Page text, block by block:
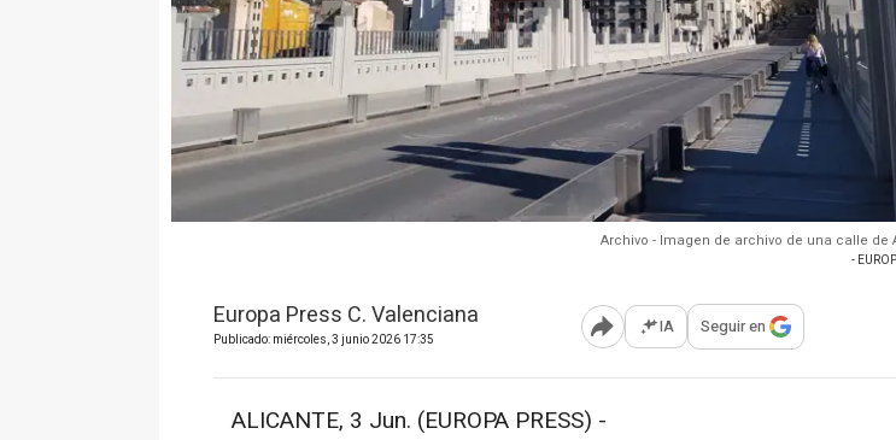
Archivo - Imagen de archivo de una calle de
-
Europa Press C. Valenciana
Publicado: miércoles, 3 junio 2026 17:35 Abrir opciones para compartir
IA Seguir en
ALICANTE, 3 Jun. (EUROPA PRESS) -